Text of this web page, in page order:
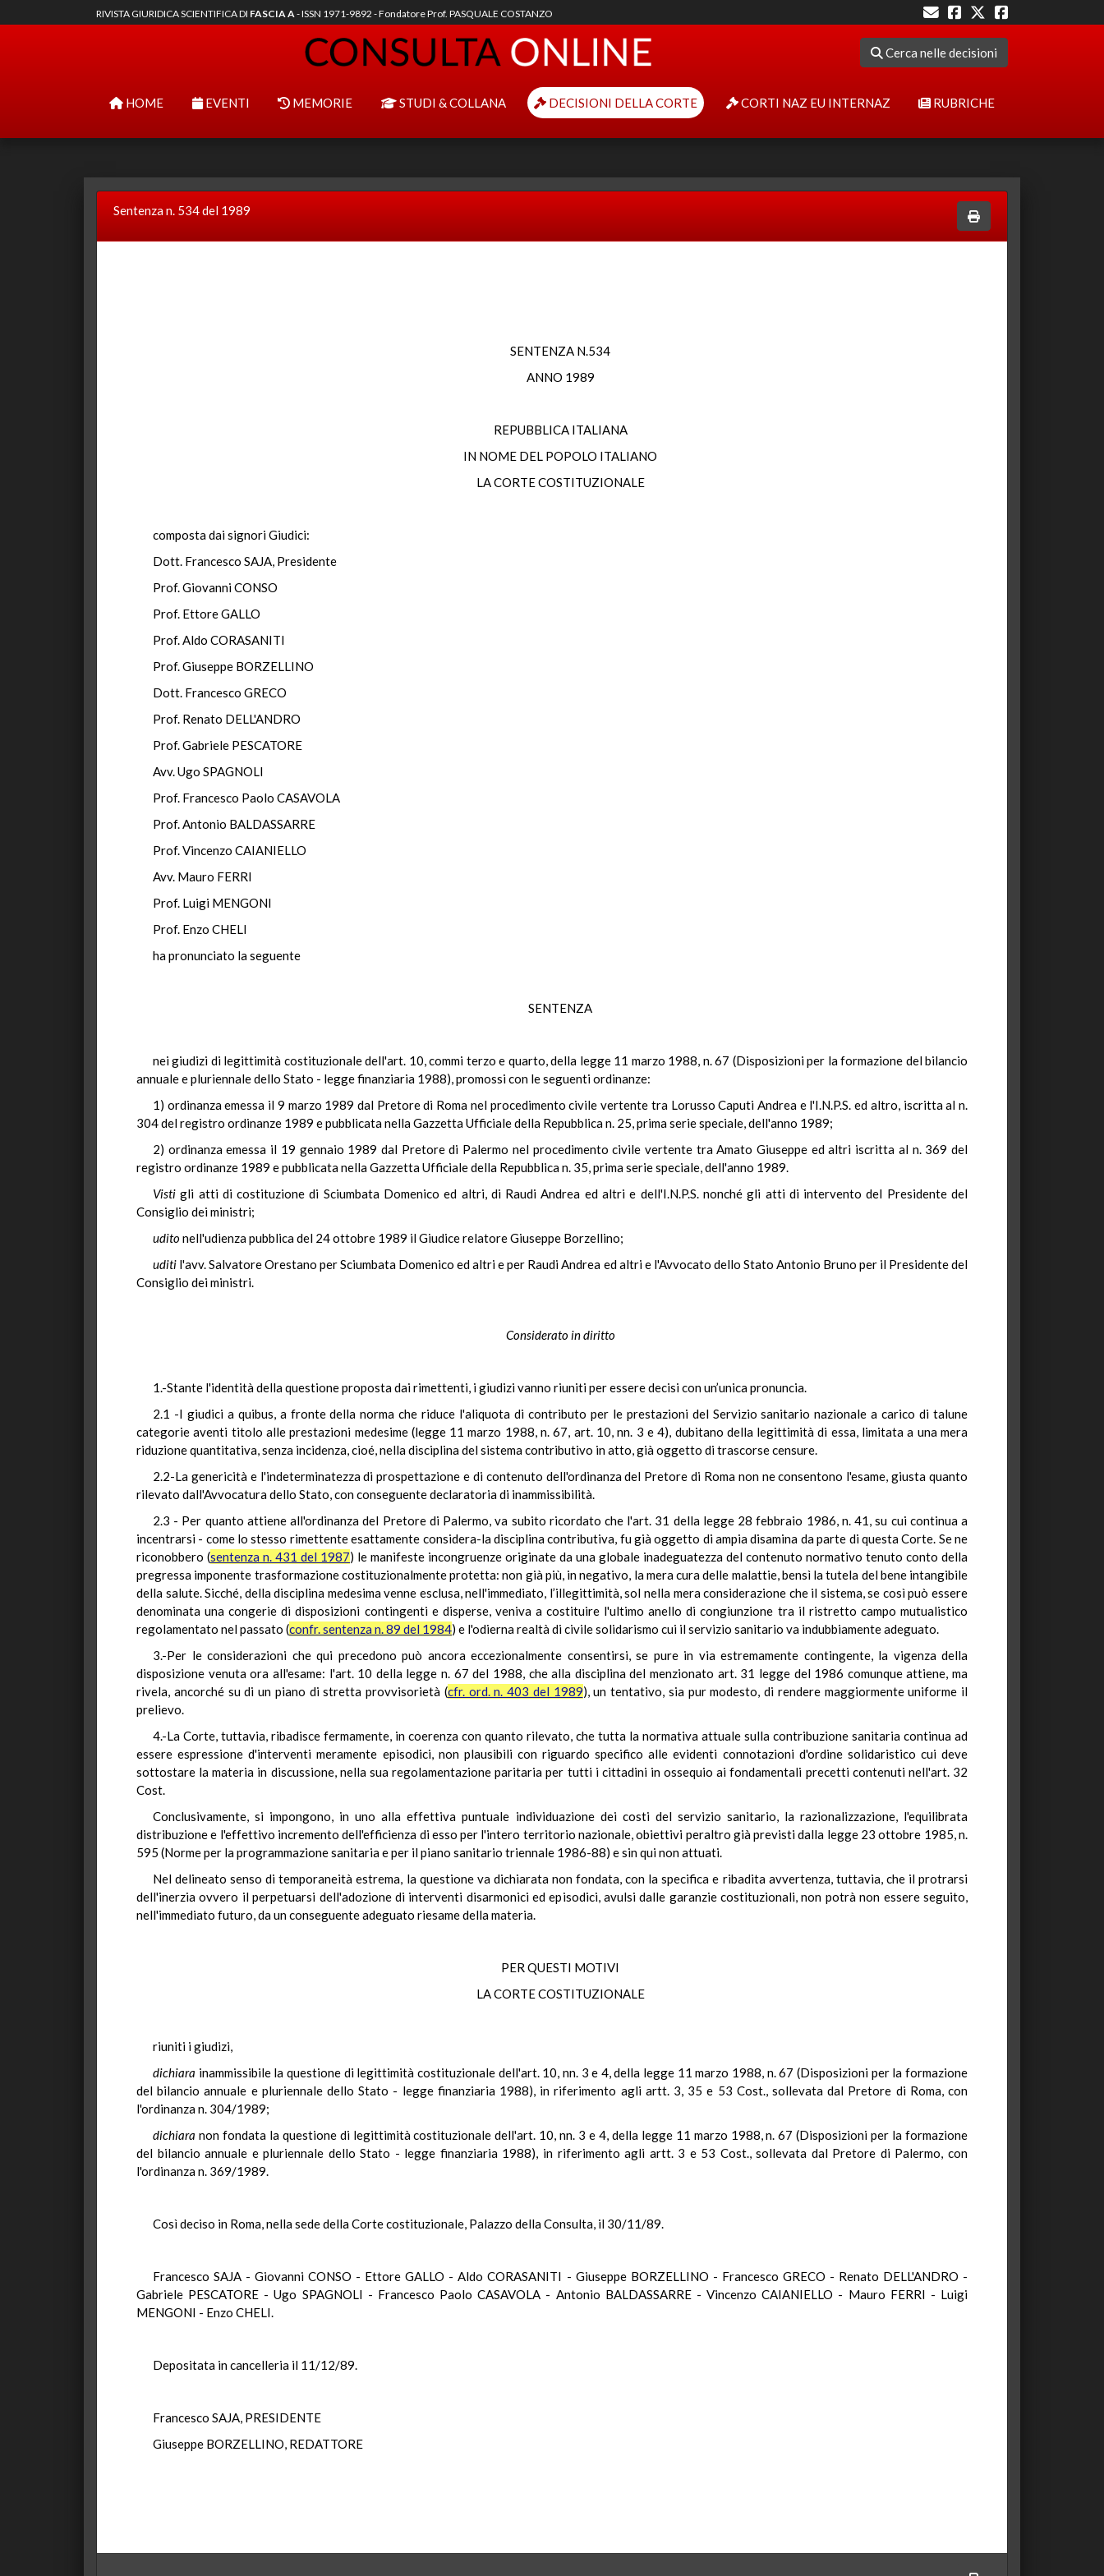
RIVISTA GIURIDICA SCIENTIFICA DI FASCIA A- ISSN 1971-9892 - Fondatore Prof. PASQUALE COSTANZO
Cerca nelle decisioni
HOME EVENTI MEMORIE STUDI & COLLANA DECISIONI DELLA CORTE CORTI NAZ EU INTERNAZ RUBRICHE
Sentenza n. 534 del 1989
SENTENZA N.534
ANNO 1989
REPUBBLICA ITALIANA
IN NOME DEL POPOLO ITALIANO
LA CORTE COSTITUZIONALE
composta dai signori Giudici:
Dott. Francesco SAJA, Presidente
Prof. Giovanni CONSO
Prof. Ettore GALLO
Prof. Aldo CORASANITI
Prof. Giuseppe BORZELLINO
Dott. Francesco GRECO
Prof. Renato DELL'ANDRO
Prof. Gabriele PESCATORE
Avv. Ugo SPAGNOLI
Prof. Francesco Paolo CASAVOLA
Prof. Antonio BALDASSARRE
Prof. Vincenzo CAIANIELLO
Avv. Mauro FERRI
Prof. Luigi MENGONI
Prof. Enzo CHELI
ha pronunciato la seguente
SENTENZA
nei giudizi di legittimità costituzionale dell'art. 10, commi terzo e quarto, della legge 11 marzo 1988, n. 67 (Disposizioni per la formazione del bilancio
annuale e pluriennale dello Stato - legge finanziaria 1988), promossi con le seguenti ordinanze:
1) ordinanza emessa il 9 marzo 1989 dal Pretore di Roma nel procedimento civile vertente tra Lorusso Caputi Andrea e l'I.N.P.S. ed altro, iscritta al n.
304 del registro ordinanze 1989 e pubblicata nella Gazzetta Ufficiale della Repubblica n. 25, prima serie speciale, dell'anno 1989;
2) ordinanza emessa il 19 gennaio 1989 dal Pretore di Palermo nel procedimento civile vertente tra Amato Giuseppe ed altri iscritta al n. 369 del
registro ordinanze 1989 e pubblicata nella Gazzetta Ufficiale della Repubblica n. 35, prima serie speciale, dell'anno 1989.
Visti gli atti di costituzione di Sciumbata Domenico ed altri, di Raudi Andrea ed altri e dell'I.N.P.S. nonché gli atti di intervento del Presidente del
Consiglio dei ministri;
uditonell'udienza pubblica del 24 ottobre 1989 il Giudice relatore Giuseppe Borzellino;
uditi l'avv. Salvatore Orestano per Sciumbata Domenico ed altri e per Raudi Andrea ed altri e l'Avvocato dello Stato Antonio Bruno per il Presidente del
Consiglio dei ministri.
Considerato in diritto
1.-Stante l'identità della questione proposta dai rimettenti, i giudizi vanno riuniti per essere decisi con un’unica pronuncia.
2.1 -I giudici a quibus, a fronte della norma che riduce l'aliquota di contributo per le prestazioni del Servizio sanitario nazionale a carico di talune
categorie aventi titolo alle prestazioni medesime (legge 11 marzo 1988, n. 67, art. 10, nn. 3 e 4), dubitano della legittimità di essa, limitata a una mera
riduzione quantitativa, senza incidenza, cioé, nella disciplina del sistema contributivo in atto, già oggetto di trascorse censure.
2.2-La genericità e l'indeterminatezza di prospettazione e di contenuto dell'ordinanza del Pretore di Roma non ne consentono l'esame, giusta quanto
rilevato dall'Avvocatura dello Stato, con conseguente declaratoria di inammissibilità.
2.3 - Per quanto attiene all'ordinanza del Pretore di Palermo, va subito ricordato che l'art. 31 della legge 28 febbraio 1986, n. 41, su cui continua a
incentrarsi - come lo stesso rimettente esattamente considera-la disciplina contributiva, fu già oggetto di ampia disamina da parte di questa Corte. Se ne
riconobbero (sentenza n. 431 del 1987) le manifeste incongruenze originate da una globale inadeguatezza del contenuto normativo tenuto conto della
pregressa imponente trasformazione costituzionalmente protetta: non già più, in negativo, la mera cura delle malattie, bensì la tutela del bene intangibile
della salute. Sicché, della disciplina medesima venne esclusa, nell'immediato, l’illegittimità, sol nella mera considerazione che il sistema, se così può essere
denominata una congerie di disposizioni contingenti e disperse, veniva a costituire l'ultimo anello di congiunzione tra il ristretto campo mutualistico
regolamentato nel passato (confr. sentenza n. 89 del 1984) e l'odierna realtà di civile solidarismo cui il servizio sanitario va indubbiamente adeguato.
3.-Per le considerazioni che qui precedono può ancora eccezionalmente consentirsi, se pure in via estremamente contingente, la vigenza della
disposizione venuta ora all'esame: l'art. 10 della legge n. 67 del 1988, che alla disciplina del menzionato art. 31 legge del 1986 comunque attiene, ma
rivela, ancorché su di un piano di stretta provvisorietà (cfr. ord. n. 403 del 1989), un tentativo, sia pur modesto, di rendere maggiormente uniforme il
prelievo.
4.-La Corte, tuttavia, ribadisce fermamente, in coerenza con quanto rilevato, che tutta la normativa attuale sulla contribuzione sanitaria continua ad
essere espressione d'interventi meramente episodici, non plausibili con riguardo specifico alle evidenti connotazioni d'ordine solidaristico cui deve
sottostare la materia in discussione, nella sua regolamentazione paritaria per tutti i cittadini in ossequio ai fondamentali precetti contenuti nell'art. 32
Cost.
Conclusivamente, si impongono, in uno alla effettiva puntuale individuazione dei costi del servizio sanitario, la razionalizzazione, l'equilibrata
distribuzione e l'effettivo incremento dell'efficienza di esso per l'intero territorio nazionale, obiettivi peraltro già previsti dalla legge 23 ottobre 1985, n.
595 (Norme per la programmazione sanitaria e per il piano sanitario triennale 1986-88) e sin qui non attuati.
Nel delineato senso di temporaneità estrema, la questione va dichiarata non fondata, con la specifica e ribadita avvertenza, tuttavia, che il protrarsi
dell'inerzia ovvero il perpetuarsi dell'adozione di interventi disarmonici ed episodici, avulsi dalle garanzie costituzionali, non potrà non essere seguito,
nell'immediato futuro, da un conseguente adeguato riesame della materia.
PER QUESTI MOTIVI
LA CORTE COSTITUZIONALE
riuniti i giudizi,
dichiara inammissibile la questione di legittimità costituzionale dell'art. 10, nn. 3 e 4, della legge 11 marzo 1988, n. 67 (Disposizioni per la formazione
del bilancio annuale e pluriennale dello Stato - legge finanziaria 1988), in riferimento agli artt. 3, 35 e 53 Cost., sollevata dal Pretore di Roma, con
l'ordinanza n. 304/1989;
dichiara non fondata la questione di legittimità costituzionale dell'art. 10, nn. 3 e 4, della legge 11 marzo 1988, n. 67 (Disposizioni per la formazione
del bilancio annuale e pluriennale dello Stato - legge finanziaria 1988), in riferimento agli artt. 3 e 53 Cost., sollevata dal Pretore di Palermo, con
l'ordinanza n. 369/1989.
Così deciso in Roma, nella sede della Corte costituzionale, Palazzo della Consulta, il 30/11/89.
Francesco SAJA - Giovanni CONSO - Ettore GALLO - Aldo CORASANITI - Giuseppe BORZELLINO - Francesco GRECO - Renato DELL'ANDRO -
Gabriele PESCATORE - Ugo SPAGNOLI - Francesco Paolo CASAVOLA - Antonio BALDASSARRE - Vincenzo CAIANIELLO - Mauro FERRI - Luigi
MENGONI - Enzo CHELI.
Depositata in cancelleria il 11/12/89.
Francesco SAJA, PRESIDENTE
Giuseppe BORZELLINO, REDATTORE